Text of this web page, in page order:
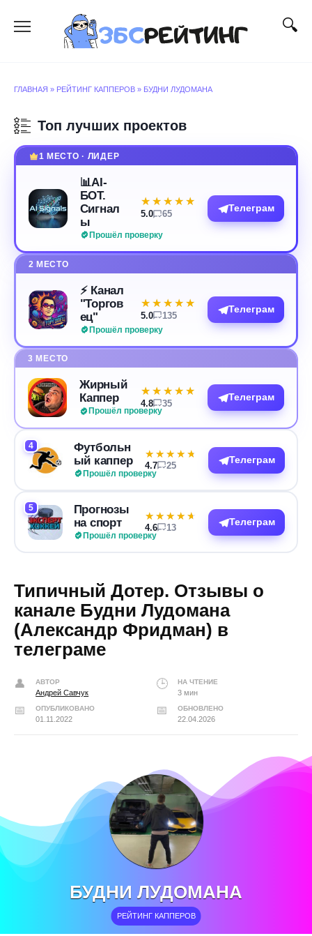
содержанию
ГЛАВНАЯ » РЕЙТИНГ КАППЕРОВ » БУДНИ ЛУДОМАНА
Топ лучших проектов
1 МЕСТО · ЛИДЕР
📊AI-
БОТ.
Сигнал
ы
Прошёл проверку
★★★★★
★★★★★
5.0 65
Телеграм
2 МЕСТО
⚡️ Канал
"Торгов
ец"
Прошёл проверку
★★★★★
★★★★★
5.0 135
Телеграм
3 МЕСТО
Жирный
Каппер
Прошёл проверку
★★★★★
★★★★★
4.8 35
Телеграм
4
Футбольн
ый каппер
Прошёл проверку
★★★★★
★★★★★
4.7 25
Телеграм
5
Прогнозы
на спорт
Прошёл проверку
★★★★★
★★★★★
4.6 13
Телеграм
Типичный Дотер. Отзывы о
канале Будни Лудомана
(Александр Фридман) в
телеграме
АВТОР
Андрей Савчук
НА ЧТЕНИЕ
3 мин
ОПУБЛИКОВАНО
01.11.2022
ОБНОВЛЕНО
22.04.2026
БУДНИ ЛУДОМАНА
РЕЙТИНГ КАППЕРОВ